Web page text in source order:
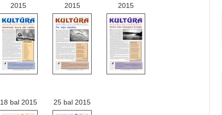
2015
2015
2015
18 bal 2015 25 bal 2015